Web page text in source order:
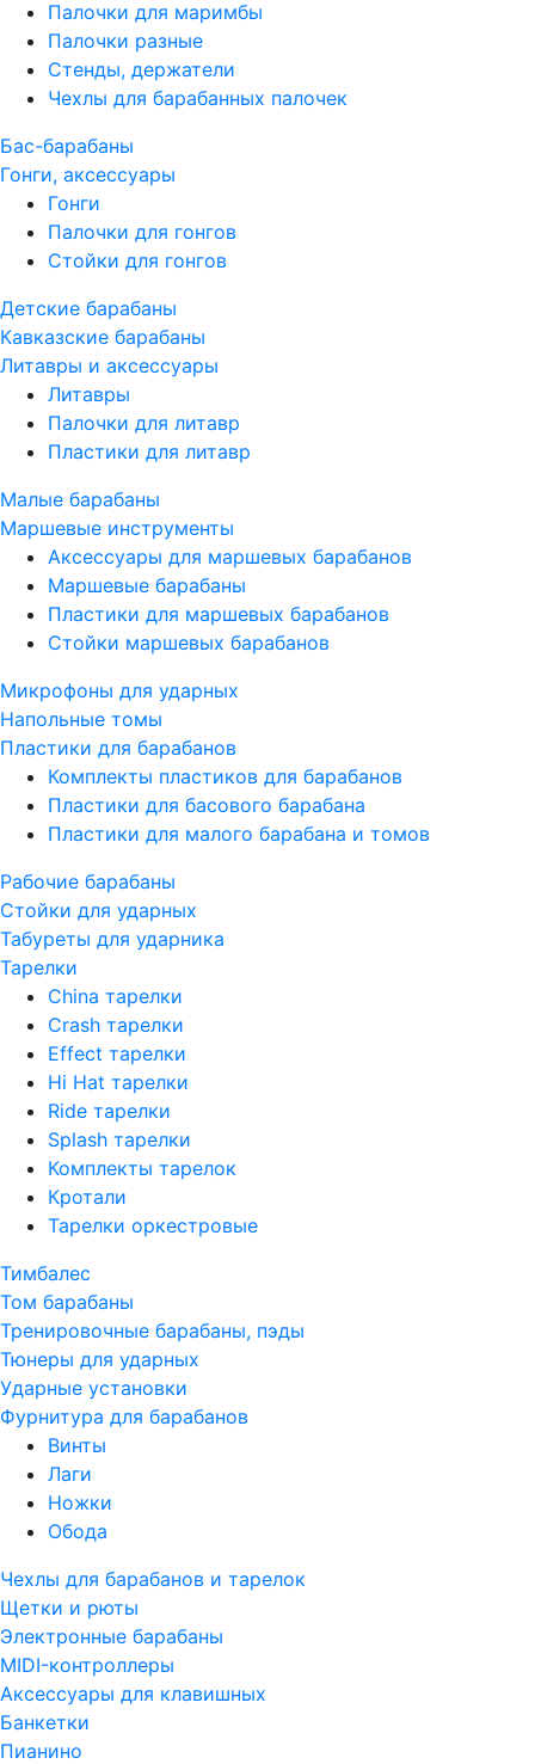
Палочки для маримбы
Палочки разные
Стенды, держатели
Чехлы для барабанных палочек
Бас-барабаны
Гонги, аксессуары
Гонги
Палочки для гонгов
Стойки для гонгов
Детские барабаны
Кавказские барабаны
Литавры и аксессуары
Литавры
Палочки для литавр
Пластики для литавр
Малые барабаны
Маршевые инструменты
Аксессуары для маршевых барабанов
Маршевые барабаны
Пластики для маршевых барабанов
Стойки маршевых барабанов
Микрофоны для ударных
Напольные томы
Пластики для барабанов
Комплекты пластиков для барабанов
Пластики для басового барабана
Пластики для малого барабана и томов
Рабочие барабаны
Стойки для ударных
Табуреты для ударника
Тарелки
China тарелки
Crash тарелки
Effect тарелки
Hi Hat тарелки
Ride тарелки
Splash тарелки
Комплекты тарелок
Кротали
Тарелки оркестровые
Тимбалес
Том барабаны
Тренировочные барабаны, пэды
Тюнеры для ударных
Ударные установки
Фурнитура для барабанов
Винты
Лаги
Ножки
Обода
Чехлы для барабанов и тарелок
Щетки и рюты
Электронные барабаны
MIDI-контроллеры
Аксессуары для клавишных
Банкетки
Пианино